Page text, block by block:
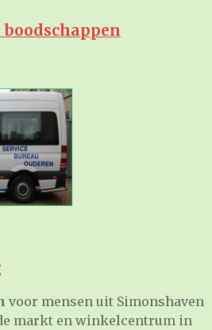
voor mensen uit Simonshaven
markt en winkelcentrum in